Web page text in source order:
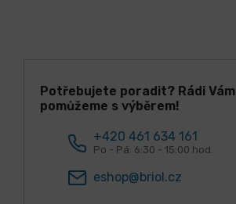
Potřebujete poradit? Rádi Vám
pomůžeme s výběrem!
+420 461 634 161
Po - Pá: 6:30 - 15:00 hod.
eshop@briol.cz